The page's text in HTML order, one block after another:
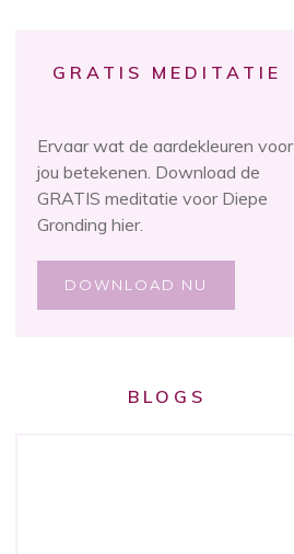
GRATIS MEDITATIE
Ervaar wat de aardekleuren voor
jou betekenen. Download de
GRATIS meditatie voor Diepe
Gronding hier.
DOWNLOAD NU
BLOGS